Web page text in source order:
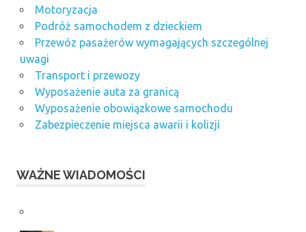
Motoryzacja
Podróż samochodem z dzieckiem
Przewóz pasażerów wymagających szczególnej
uwagi
Transport i przewozy
Wyposażenie auta za granicą
Wyposażenie obowiązkowe samochodu
Zabezpieczenie miejsca awarii i kolizji
WAŻNE WIADOMOŚCI